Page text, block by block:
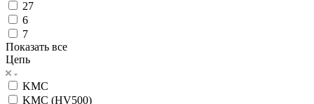
27
6
7
Показать все
Цепь
KMC
KMC (HV500)